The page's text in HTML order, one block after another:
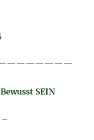
Bewusst SEIN
–